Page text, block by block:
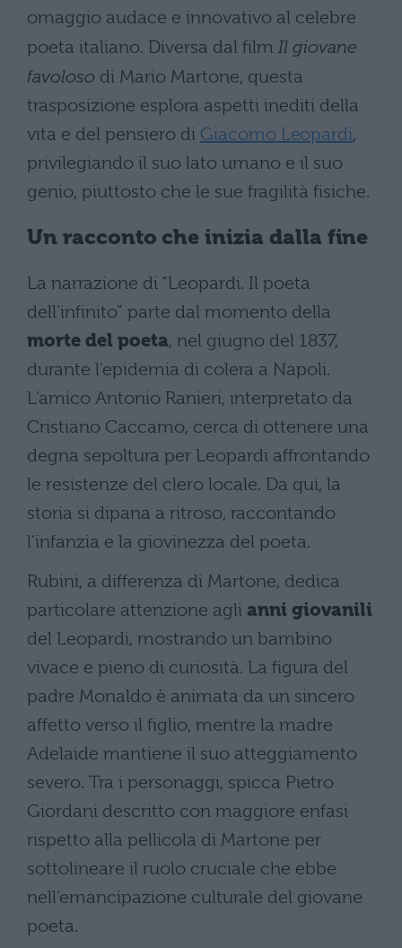
omaggio audace e innovativo al celebre
poeta italiano. Diversa dal film Il giovane
favoloso di Mario Martone, questa
trasposizione esplora aspetti inediti della
vita e del pensiero di Giacomo Leopardi,
privilegiando il suo lato umano e il suo
genio, piuttosto che le sue fragilità fisiche.
Un racconto che inizia dalla fine
La narrazione di “Leopardi. Il poeta
dell’infinito” parte dal momento della
morte del poeta, nel giugno del 1837,
durante l’epidemia di colera a Napoli.
L’amico Antonio Ranieri, interpretato da
Cristiano Caccamo, cerca di ottenere una
degna sepoltura per Leopardi affrontando
le resistenze del clero locale. Da qui, la
storia si dipana a ritroso, raccontando
l’infanzia e la giovinezza del poeta.
Rubini, a differenza di Martone, dedica
particolare attenzione agli anni giovanili
del Leopardi, mostrando un bambino
vivace e pieno di curiosità. La figura del
padre Monaldo è animata da un sincero
affetto verso il figlio, mentre la madre
Adelaide mantiene il suo atteggiamento
severo. Tra i personaggi, spicca Pietro
Giordani descritto con maggiore enfasi
rispetto alla pellicola di Martone per
sottolineare il ruolo cruciale che ebbe
nell’emancipazione culturale del giovane
poeta.